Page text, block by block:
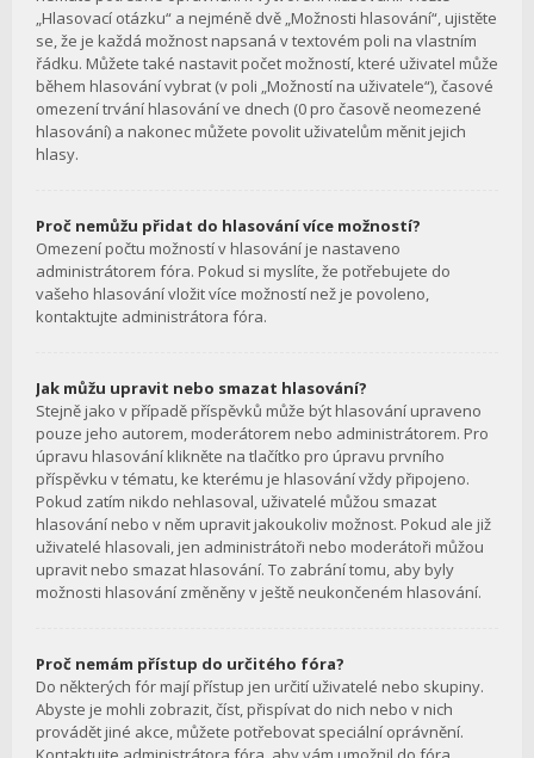
„Hlasovací otázku“ a nejméně dvě „Možnosti hlasování“, ujistěte
se, že je každá možnost napsaná v textovém poli na vlastním
řádku. Můžete také nastavit počet možností, které uživatel může
během hlasování vybrat (v poli „Možností na uživatele“), časové
omezení trvání hlasování ve dnech (0 pro časově neomezené
hlasování) a nakonec můžete povolit uživatelům měnit jejich
hlasy.
Proč nemůžu přidat do hlasování více možností?
Omezení počtu možností v hlasování je nastaveno
administrátorem fóra. Pokud si myslíte, že potřebujete do
vašeho hlasování vložit více možností než je povoleno,
kontaktujte administrátora fóra.
Jak můžu upravit nebo smazat hlasování?
Stejně jako v případě příspěvků může být hlasování upraveno
pouze jeho autorem, moderátorem nebo administrátorem. Pro
úpravu hlasování klikněte na tlačítko pro úpravu prvního
příspěvku v tématu, ke kterému je hlasování vždy připojeno.
Pokud zatím nikdo nehlasoval, uživatelé můžou smazat
hlasování nebo v něm upravit jakoukoliv možnost. Pokud ale již
uživatelé hlasovali, jen administrátoři nebo moderátoři můžou
upravit nebo smazat hlasování. To zabrání tomu, aby byly
možnosti hlasování změněny v ještě neukončeném hlasování.
Proč nemám přístup do určitého fóra?
Do některých fór mají přístup jen určití uživatelé nebo skupiny.
Abyste je mohli zobrazit, číst, přispívat do nich nebo v nich
provádět jiné akce, můžete potřebovat speciální oprávnění.